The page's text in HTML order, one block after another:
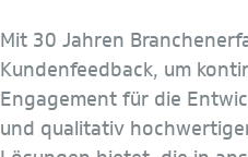
Mit 30 Jahren
Kundenfeedback, um
Engagement für die
und qualitativ